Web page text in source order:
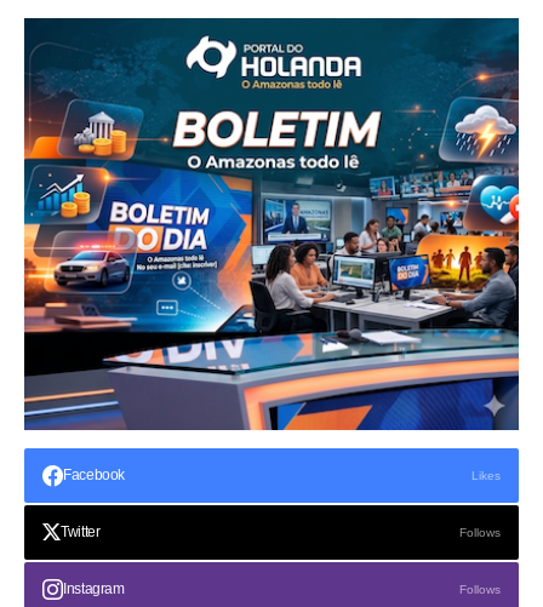
Facebook Likes
Twitter Follows
Instagram Follows